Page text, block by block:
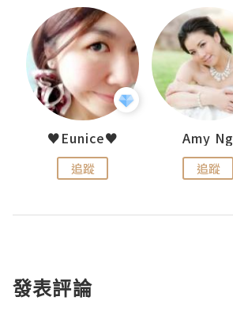
♥Eunice♥
追蹤
Amy Ng
追蹤
發表評論